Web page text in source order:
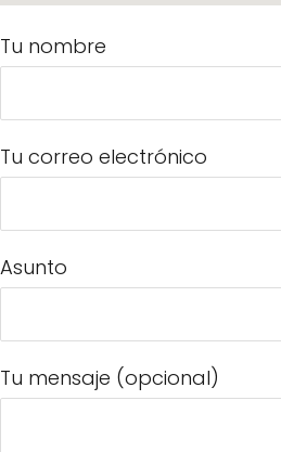
Tu nombre
Tu correo electrónico
Asunto
Tu mensaje (opcional)